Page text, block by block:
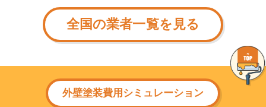
全国の業者一覧を見る
外壁塗装費用シミュレーション